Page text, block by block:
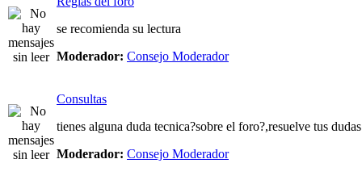
se recomienda su lectura
Moderador: Consejo Moderador
Consultas
tienes alguna duda tecnica?sobre el foro?,resuelve tus
Moderador: Consejo Moderador